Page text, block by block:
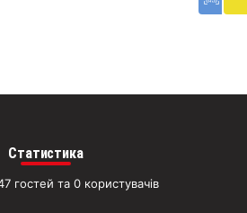
Статистика
гостей та 0 користувачів